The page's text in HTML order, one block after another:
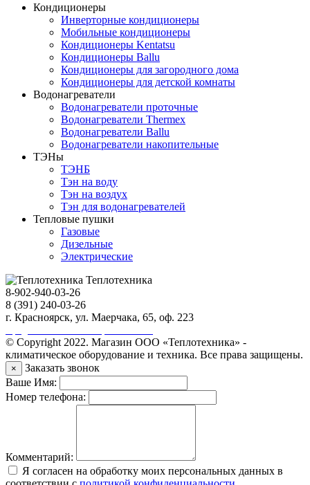
Кондиционеры
Инверторные кондиционеры
Мобильные кондиционеры
Кондиционеры Kentatsu
Кондиционеры Ballu
Кондиционеры для загородного дома
Кондиционеры для детской комнаты
Водонагреватели
Водонагреватели проточные
Водонагреватели Thermex
Водонагреватели Ballu
Водонагреватели накопительные
ТЭНы
ТЭНБ
Тэн на воду
Тэн на воздух
Тэн для водонагревателей
Тепловые пушки
Газовые
Дизельные
Электрические
Теплотехника
8-902-940-03-26
8 (391) 240-03-26
г. Красноярск, ул. Маерчака, 65, оф. 223
© Copyright 2022. Магазин ООО «Теплотехника» -
климатическое оборудование и техника. Все права защищены.
×
Заказать звонок
Ваше Имя:
Номер телефона:
Комментарий:
Я согласен на обработку моих персональных данных в